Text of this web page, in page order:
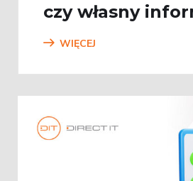
czy własny
WIĘCEJ